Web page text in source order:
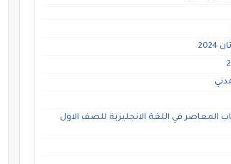
المعاصر في اللغة الانجليزية للصف الاول